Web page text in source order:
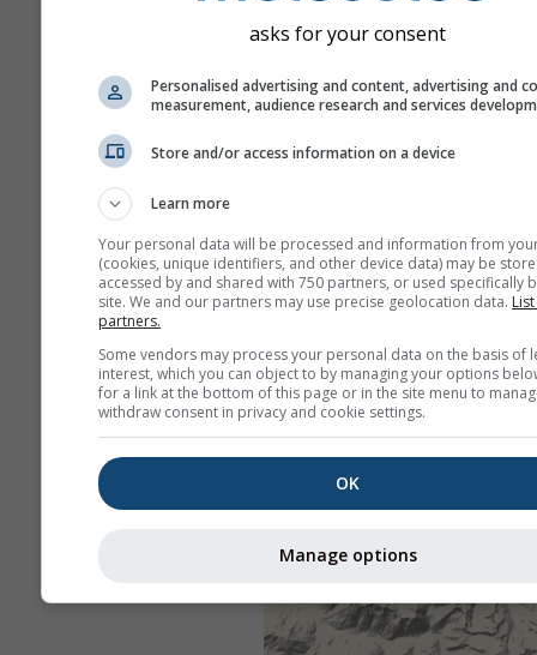
asks for your consent
Personalised advertising and content, advertising and
measurement, audience research and services
Store and/or access information on a device
Learn more
Your personal data will be processed and information from
(cookies, unique identifiers, and other device data) may be
accessed by and shared with 750 partners, or used specifically
site. We and our partners may use precise geolocation data.
partners.
Some vendors may process your personal data on the basis of
interest, which you can object to by managing your options
for a link at the bottom of this page or in the site menu to
withdraw consent in privacy and cookie settings.
OK
Manage options